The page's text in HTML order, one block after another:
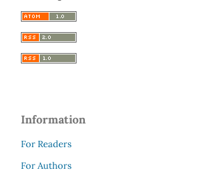
Information
For Readers
For Authors